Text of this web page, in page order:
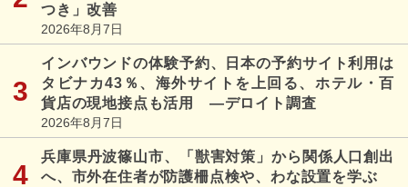
つき」改善
2026年8月7日
インバウンドの体験予約、日本の予約サイト利用は
タビナカ43％、海外サイトを上回る、ホテル・百
貨店の現地接点も活用 ―デロイト調査
2026年8月7日
兵庫県丹波篠山市、「獣害対策」から関係人口創出
へ、市外在住者が防護柵点検や、わな設置を学ぶ